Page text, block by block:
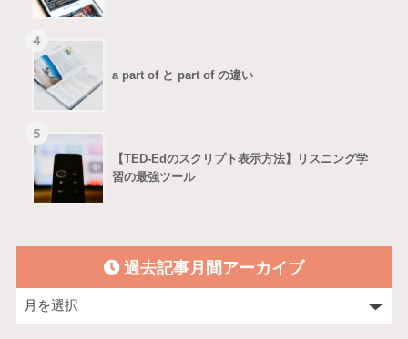
4
a part of と part of の違い
5
【TED-Edのスクリプト表示方法】リスニング学
習の最強ツール
過去記事月間アーカイブ